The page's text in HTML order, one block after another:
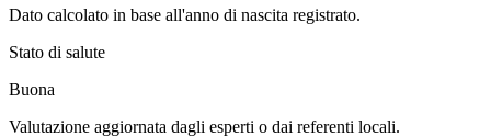
Dato calcolato in base all'anno di nascita registrato.
Stato di salute
Buona
Valutazione aggiornata dagli esperti o dai referenti locali.